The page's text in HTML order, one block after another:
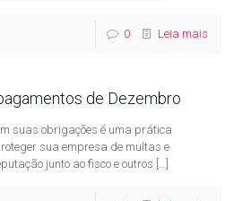
0 Leia mais
de Dezembro
suas obrigações é uma prática
sua empresa de multas e
junto ao fisco e outros […]